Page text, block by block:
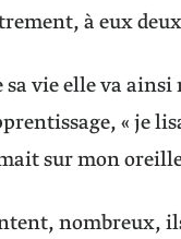
à eux
vie elle va
« je
sur mon
nombreux,